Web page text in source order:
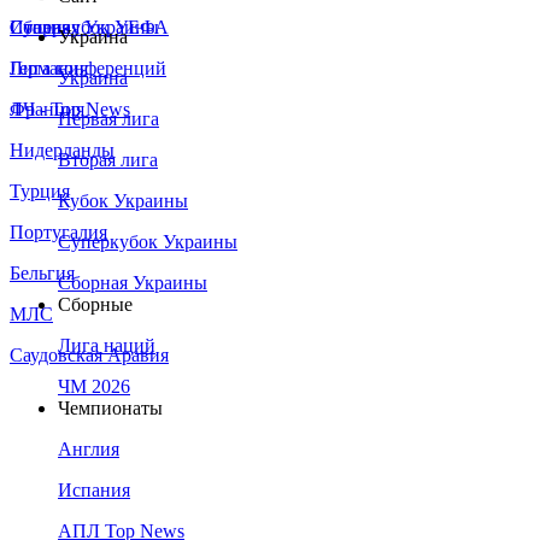
Сборная Украины
Италия
Германия
Франция
Нидерланды
Турция
Португалия
Бельгия
МЛС
Саудовская Аравия
Суперкубок УЕФА
Лига конференций
ЛЧ - Top News
Украина
Украина
Первая лига
Вторая лига
Кубок Украины
Суперкубок Украины
Сборная Украины
Сборные
Лига наций
ЧМ 2026
Чемпионаты
Англия
Испания
АПЛ Top News